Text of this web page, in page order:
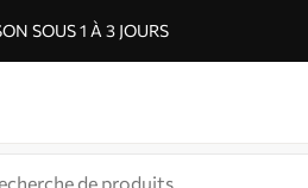
SOUS 1 À 3 JOURS